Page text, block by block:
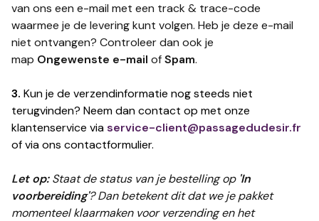
van ons een e-mail met een track & trace-code
waarmee je de levering kunt volgen. Heb je deze e-mail
niet ontvangen? Controleer dan ook je
map Ongewenste e-mail ofSpam.
3. Kun je de verzendinformatie nog steeds niet
terugvinden? Neem dan contact op met onze
klantenservice viaservice-client@passagedudesir.fr
of via ons contactformulier.
Let op:Staat de status van je bestelling op 'In
voorbereiding'? Dan betekent dit dat we je pakket
momenteel klaarmaken voor verzending en het